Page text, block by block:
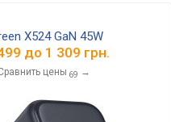
X524 GaN 45W
до 1 309 грн.
цены 69 →